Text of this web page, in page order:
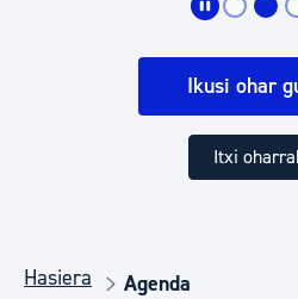
Ikusi ohar
Itxi
Hasiera Agenda